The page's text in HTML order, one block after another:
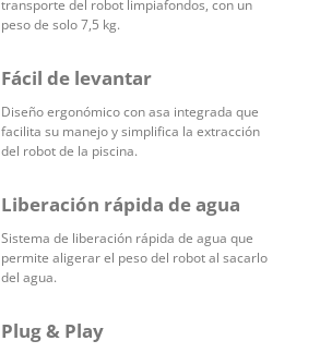
transporte del robot limpiafondos, con un
peso de solo 7,5 kg.
Fácil de levantar
Diseño ergonómico con asa integrada que
facilita su manejo y simplifica la extracción
del robot de la piscina.
Liberación rápida de agua
Sistema de liberación rápida de agua que
permite aligerar el peso del robot al sacarlo
del agua.
Plug & Play